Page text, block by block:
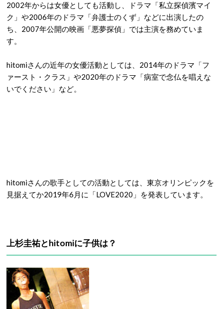
2002年からは女優としても活動し、ドラマ「私立探偵濱マイ
ク」や2006年のドラマ「弁護士のくず」などに出演したの
ち、2007年公開の映画「悪夢探偵」では主演を務めていま
す。
hitomiさんの近年の女優活動としては、2014年のドラマ「フ
ァースト・クラス」や2020年のドラマ「病室で念仏を唱えな
いでください」など。
hitomiさんの歌手としての活動としては、東京オリンピックを
見据えてか2019年6月に「LOVE2020」を発表しています。
上杉圭祐とhitomiに子供は？